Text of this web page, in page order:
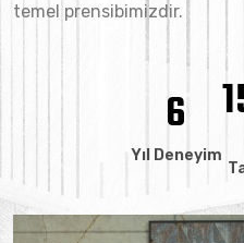
temel prensibimizdir.
8
Yıl Deneyim